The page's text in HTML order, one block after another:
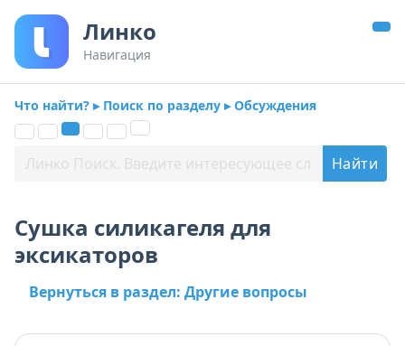
Линко
Навигация
Что найти? ▸ Поиск по разделу ▸ Обсуждения
Сушка силикагеля для
эксикаторов
Вернуться в раздел: Другие вопросы